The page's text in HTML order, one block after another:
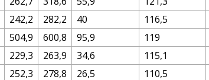
242,2 282,2 40 116,5
504,9 600,8 95,9 119
229,3 263,9 34,6 115,1
252,3 278,8 26,5 110,5